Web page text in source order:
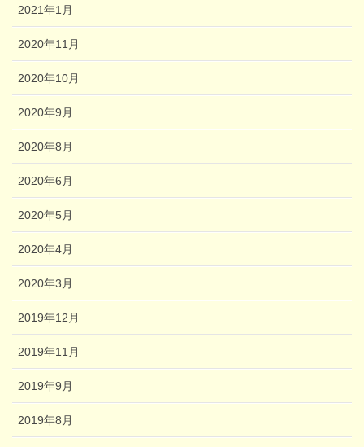
2021年1月
2020年11月
2020年10月
2020年9月
2020年8月
2020年6月
2020年5月
2020年4月
2020年3月
2019年12月
2019年11月
2019年9月
2019年8月